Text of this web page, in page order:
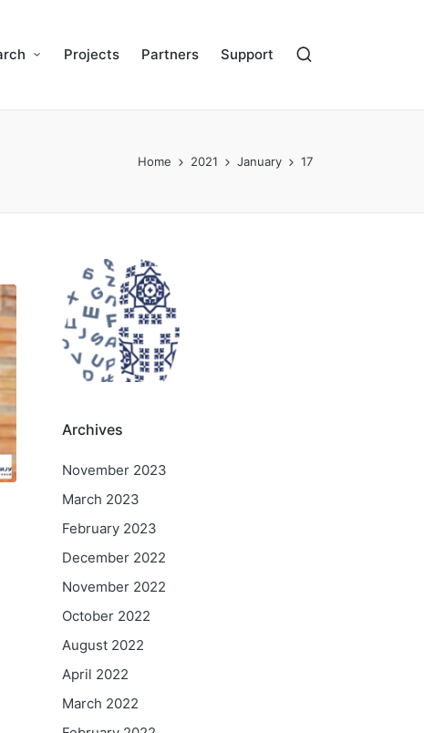
Projects Partners Support
Home 2021 January 17
Archives
November 2023
March 2023
February 2023
December 2022
November 2022
October 2022
August 2022
April 2022
March 2022